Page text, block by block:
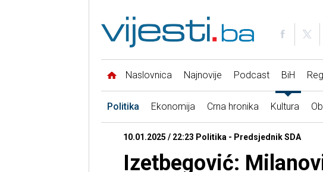
Naslovnica Najnovije Podcast BiH
Politika Ekonomija Crna hronika Kultura
10.01.2025 / 22:23 Politika - Predsjednik SDA
Izetbegović: